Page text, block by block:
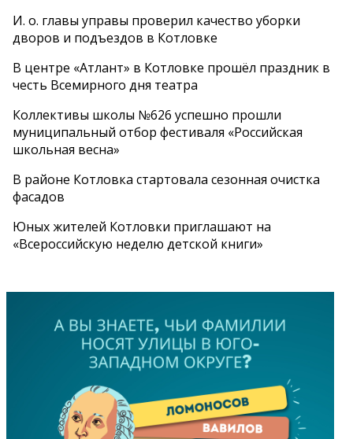
И. о. главы управы проверил качество уборки
дворов и подъездов в Котловке
В центре «Атлант» в Котловке прошёл праздник в
честь Всемирного дня театра
Коллективы школы №626 успешно прошли
муниципальный отбор фестиваля «Российская
школьная весна»
В районе Котловка стартовала сезонная очистка
фасадов
Юных жителей Котловки приглашают на
«Всероссийскую неделю детской книги»